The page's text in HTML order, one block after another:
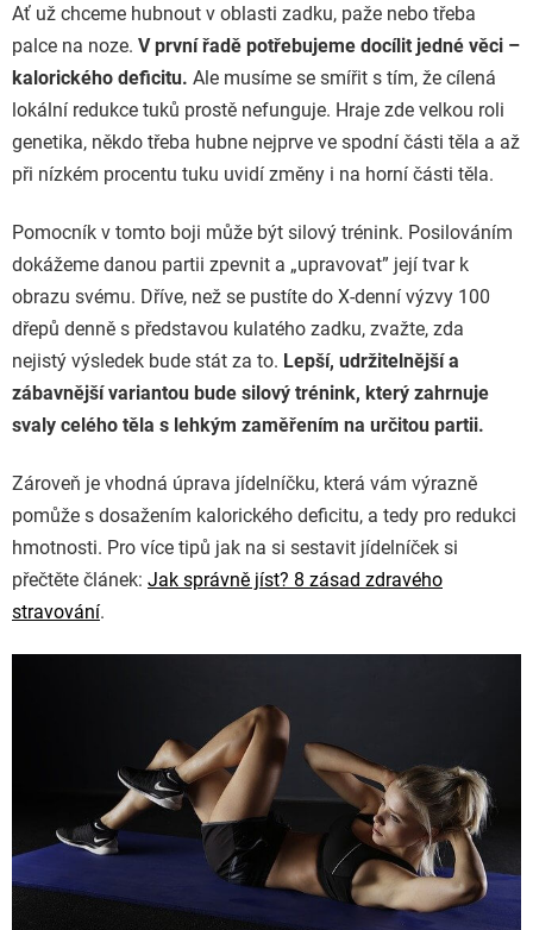
Ať už chceme hubnout v oblasti zadku, paže nebo třeba
palce na noze. V první řadě potřebujeme docílit jedné věci –
kalorického deficitu. Ale musíme se smířit s tím, že cílená
lokální redukce tuků prostě nefunguje. Hraje zde velkou roli
genetika, někdo třeba hubne nejprve ve spodní části těla a až
při nízkém procentu tuku uvidí změny i na horní části těla.
Pomocník v tomto boji může být silový trénink. Posilováním
dokážeme danou partii zpevnit a „upravovat” její tvar k
obrazu svému. Dříve, než se pustíte do X-denní výzvy 100
dřepů denně s představou kulatého zadku, zvažte, zda
nejistý výsledek bude stát za to. Lepší, udržitelnější a
zábavnější variantou bude silový trénink, který zahrnuje
svaly celého těla s lehkým zaměřením na určitou partii.
Zároveň je vhodná úprava jídelníčku, která vám výrazně
pomůže s dosažením kalorického deficitu, a tedy pro redukci
hmotnosti. Pro více tipů jak na si sestavit jídelníček si
přečtěte článek: Jak správně jíst? 8 zásad zdravého
stravování.